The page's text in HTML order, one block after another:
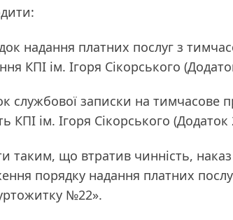
надання платних послуг з
КПІ ім. Ігоря Сікорського
службової записки на тимчасове
КПІ ім. Ігоря Сікорського (Додаток
таким, що втратив чинність,
порядку надання платних
№22».